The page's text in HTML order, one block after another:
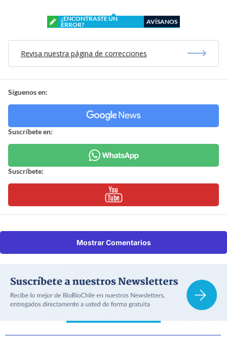
¿ENCONTRASTE UN
ERROR?
AVÍSANOS
Revisa nuestra página de correcciones
Síguenos en:
Suscríbete en:
Suscríbete:
Mostrar Comentarios